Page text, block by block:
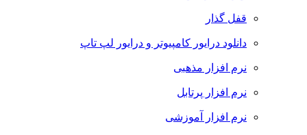
قفل گذار
دانلود درایور کامپیوتر و درایور لپ تاپ
نرم افزار مذهبی
نرم افزار پرتابل
نرم افزار آموزشی